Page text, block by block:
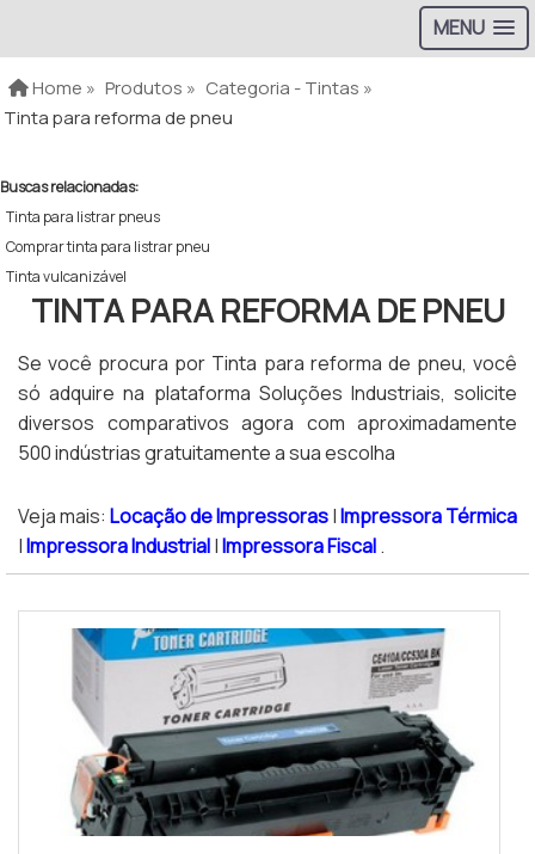
MENU
Home » Produtos » Categoria - Tintas »
Tinta para reforma de pneu
Buscas relacionadas:
Tinta para listrar pneus
Comprar tinta para listrar pneu
Tinta vulcanizável
TINTA PARA REFORMA DE PNEU
Se você procura por Tinta para reforma de pneu, você
só adquire na plataforma Soluções Industriais, solicite
diversos comparativos agora com aproximadamente
500 indústrias gratuitamente a sua escolha
Veja mais: Locação de Impressoras|Impressora Térmica
|Impressora Industrial|Impressora Fiscal.